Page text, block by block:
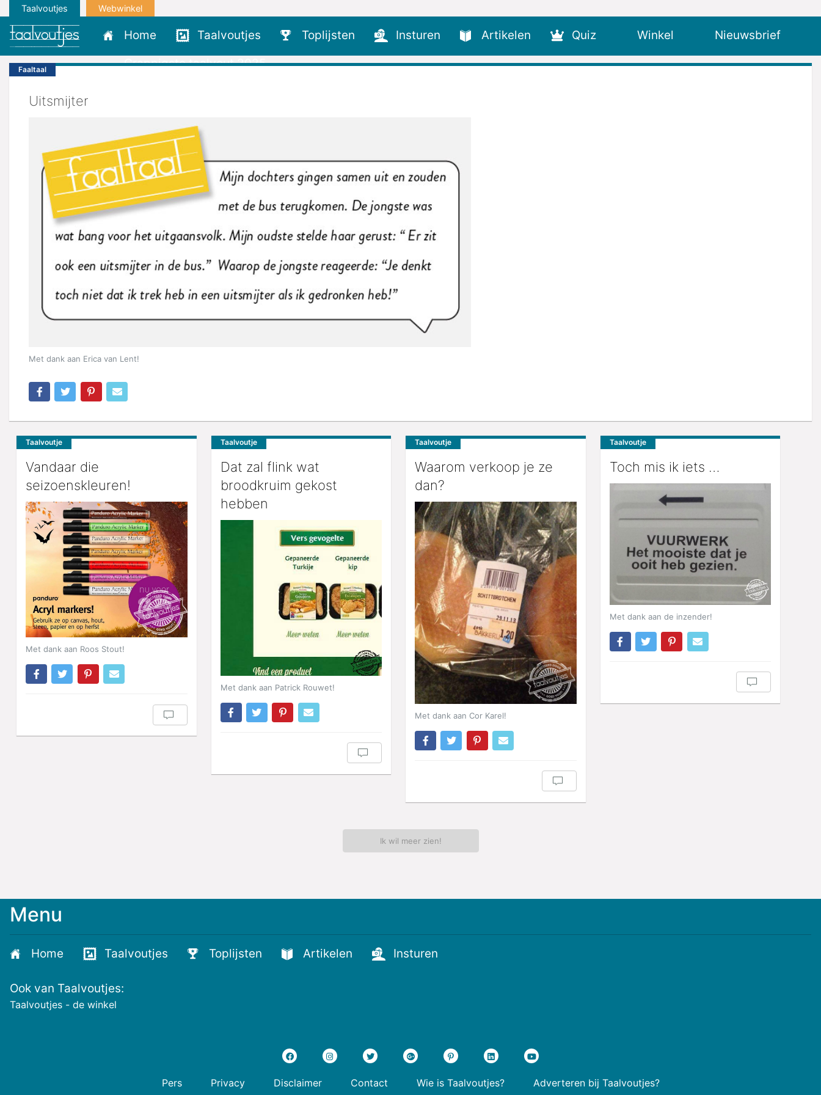
Taalvoutjes Webwinkel
Home Taalvoutjes Toplijsten Insturen Artikelen Quiz Winkel
Nieuwsbrief
Grappigste taalvout 2025
Faaltaal
Uitsmijter
Met dank aan Erica van Lent!
Taalvoutje
Vandaar die
seizoenskleuren!
Met dank aan Roos Stout!
Taalvoutje
Dat zal flink wat
broodkruim gekost
hebben
Met dank aan Patrick Rouwet!
Taalvoutje
Waarom verkoop je ze
dan?
Met dank aan Cor Karel!
Taalvoutje
Toch mis ik iets …
Met dank aan de inzender!
Ik wil meer zien!
Meld
voor
nieuwste
voutjes
Menu
Home Taalvoutjes Toplijsten Artikelen Insturen
Ook van Taalvoutjes:
Taalvoutjes - de winkel
Pers Privacy Disclaimer Contact Wie is Taalvoutjes? Adverteren bij Taalvoutjes?